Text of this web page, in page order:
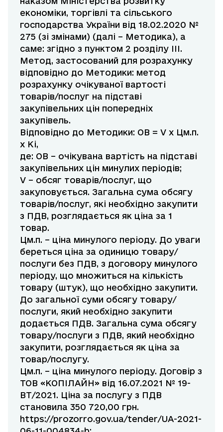
економіки, торгівлі та сільського
господарства України від 18.02.2020 №
275 (зі змінами) (далі – Методика), а
саме: згідно з пунктом 2 розділу III.
Метод, застосований для розрахунку
відповідно до Методики: метод
розрахунку очікуваної вартості
товарів/послуг на підставі
закупівельних цін попередніх
закупівель.
Відповідно до Методики: ОВ = V x Цм.п.
x Ki,
де: ОВ – очікувана вартість на підставі
закупівельних цін минулих періодів;
V – обсяг товарів/послуг, що
закуповується. Загальна сума обсягу
товарів/послуг, які необхідно закупити
з ПДВ, розглядається як ціна за 1
товар.
Цм.п. – ціна минулого періоду. До уваги
береться ціна за одиницю товару/
послуги без ПДВ, з договору минулого
періоду, що множиться на кількість
товару (штук), що необхідно закупити.
До загальної суми обсягу товару/
послуги, який необхідно закупити
додається ПДВ. Загальна сума обсягу
товару/послуги з ПДВ, який необхідно
закупити, розглядається як ціна за
товар/послугу.
Цм.п. – ціна минулого періоду. Договір з
ТОВ «КОПІЛАЙН» від 16.07.2021 № 19-
ВТ/2021. Ціна за послугу з ПДВ
становила 350 720,00 грн.
https://prozorro.gov.ua/tender/UA-2021-